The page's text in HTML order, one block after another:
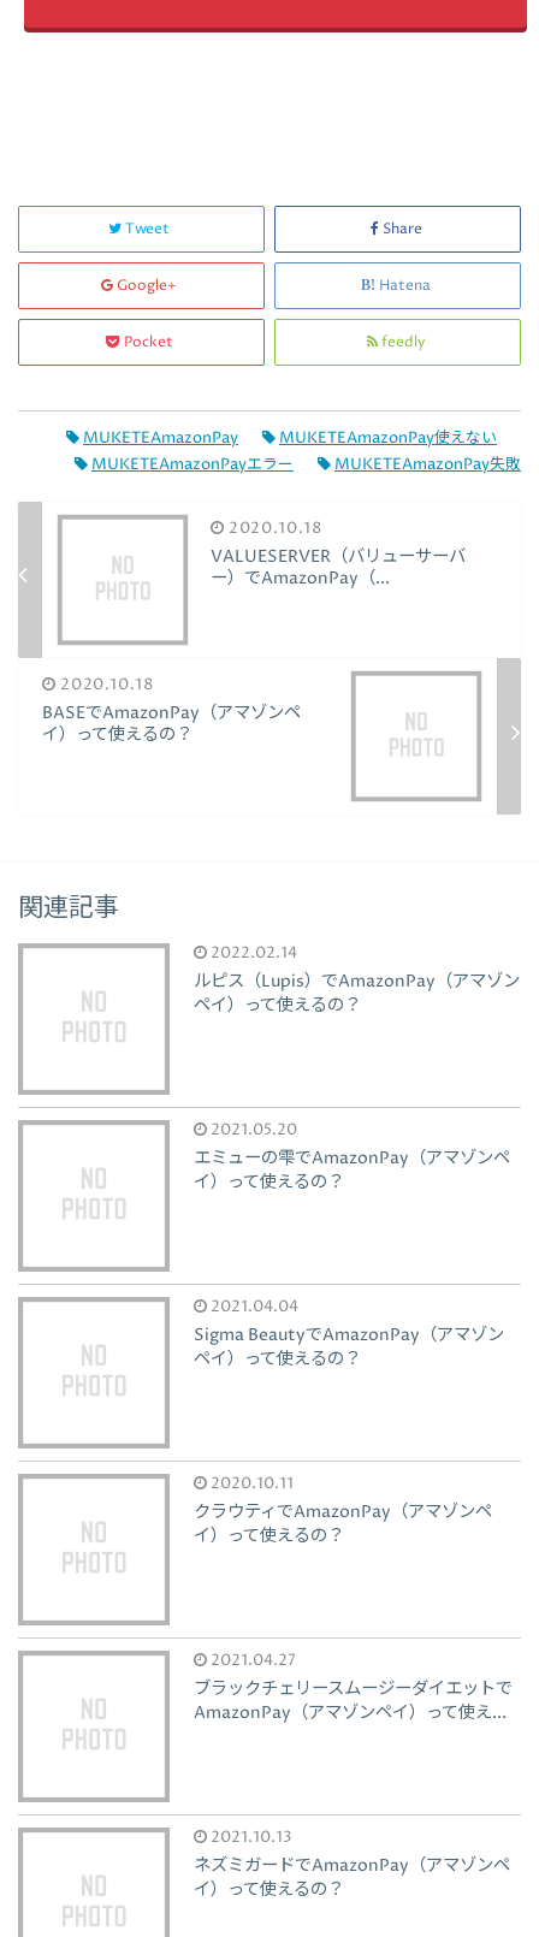
Tweet Share
Google+ Hatena
Pocket feedly
MUKETEAmazonPay
MUKETEAmazonPay使えない
MUKETEAmazonPayエラー
MUKETEAmazonPay失敗
2020.10.18
VALUESERVER（バリューサーバ
ー）でAmazonPay（...
2020.10.18
BASEでAmazonPay（アマゾンペ
イ）って使えるの？
関連記事
2022.02.14
ルピス（Lupis）でAmazonPay（アマゾン
ペイ）って使えるの？
2021.05.20
エミューの雫でAmazonPay（アマゾンペ
イ）って使えるの？
2021.04.04
Sigma BeautyでAmazonPay（アマゾン
ペイ）って使えるの？
2020.10.11
クラウティでAmazonPay（アマゾンペ
イ）って使えるの？
2021.04.27
ブラックチェリースムージーダイエットで
AmazonPay（アマゾンペイ）って使え...
2021.10.13
ネズミガードでAmazonPay（アマゾンペ
イ）って使えるの？